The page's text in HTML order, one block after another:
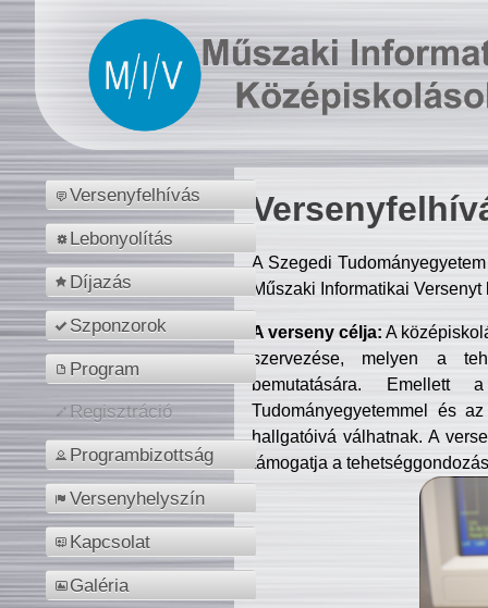
Versenyfelhívás
Lebonyolítás
Díjazás
Szponzorok
Program
Regisztráció
Programbizottság
Versenyhelyszín
Kapcsolat
Galéria
A Szegedi
Műszaki Informatikai
A verseny célja: A
szervezése, melyen a
bemutatására. Emellett
Tudományegyetemmel és
hallgatóivá válhatnak. A
támogatja a